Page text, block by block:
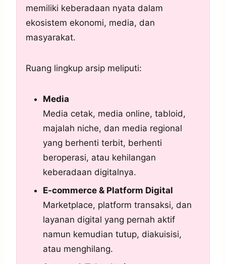
memiliki keberadaan nyata dalam
ekosistem ekonomi, media, dan
masyarakat.
Ruang lingkup arsip meliputi:
Media
Media cetak, media online, tabloid,
majalah niche, dan media regional
yang berhenti terbit, berhenti
beroperasi, atau kehilangan
keberadaan digitalnya.
E-commerce & Platform Digital
Marketplace, platform transaksi, dan
layanan digital yang pernah aktif
namun kemudian tutup, diakuisisi,
atau menghilang.